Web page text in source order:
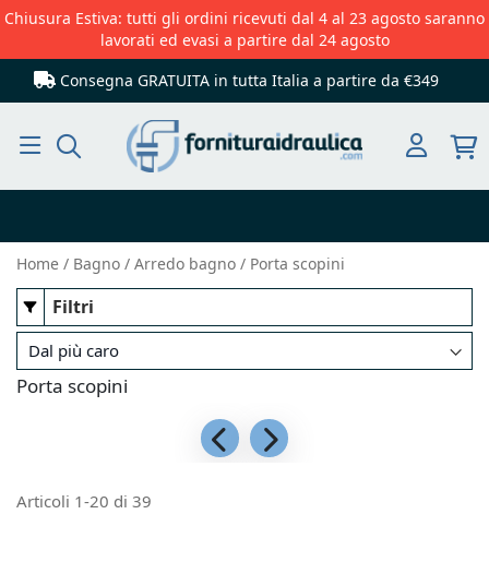
Chiusura Estiva: tutti gli ordini ricevuti dal 4 al 23 agosto saranno
lavorati ed evasi a partire dal 24 agosto
Consegna GRATUITA in tutta Italia a partire da €349
Home Bagno Arredo bagno Porta scopini
Porta scopini
Articoli 1-20 di 39
Filtri